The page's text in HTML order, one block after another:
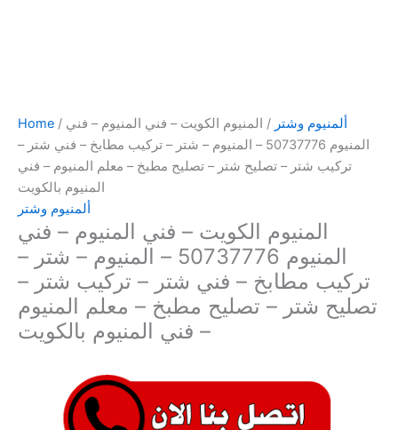
Home / ألمنيوم وشتر / المنيوم الكويت – فني المنيوم – فني
المنيوم 50737776 – المنيوم – شتر – تركيب مطابخ – فني شتر –
تركيب شتر – تصليح شتر – تصليح مطبخ – معلم المنيوم – فني
المنيوم بالكويت
ألمنيوم وشتر
المنيوم الكويت – فني المنيوم – فني
المنيوم 50737776 – المنيوم – شتر –
تركيب مطابخ – فني شتر – تركيب شتر –
تصليح شتر – تصليح مطبخ – معلم المنيوم
– فني المنيوم بالكويت